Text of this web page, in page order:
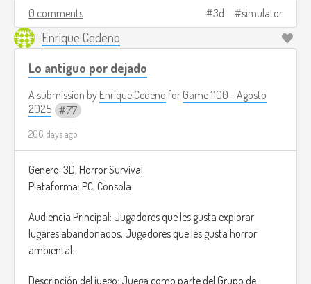
0 comments 3d simulator
Enrique Cedeno
Lo antiguo por dejado
A submission by Enrique Cedeno for Game 1100 - Agosto
2025
77
266 days ago
Genero: 3D, Horror Survival.
Plataforma: PC, Consola
Audiencia Principal: Jugadores que les gusta explorar
lugares abandonados, Jugadores que les gusta horror
ambiental.
Descripción del juego: Juega como parte del Grupo de